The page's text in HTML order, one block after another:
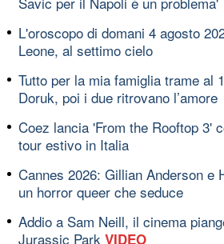
L'oroscopo di domani 4 agosto
Leone, al settimo cielo
Tutto per la mia famiglia trame al
Doruk, poi i due ritrovano l’amore
Coez lancia 'From the Rooftop 3'
tour estivo in Italia
Cannes 2026: Gillian Anderson e
un horror queer che seduce
Addio a Sam Neill, il cinema
Jurassic Park VIDEO